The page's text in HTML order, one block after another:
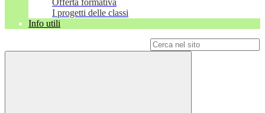
Offerta formativa
I progetti delle classi
Info utili